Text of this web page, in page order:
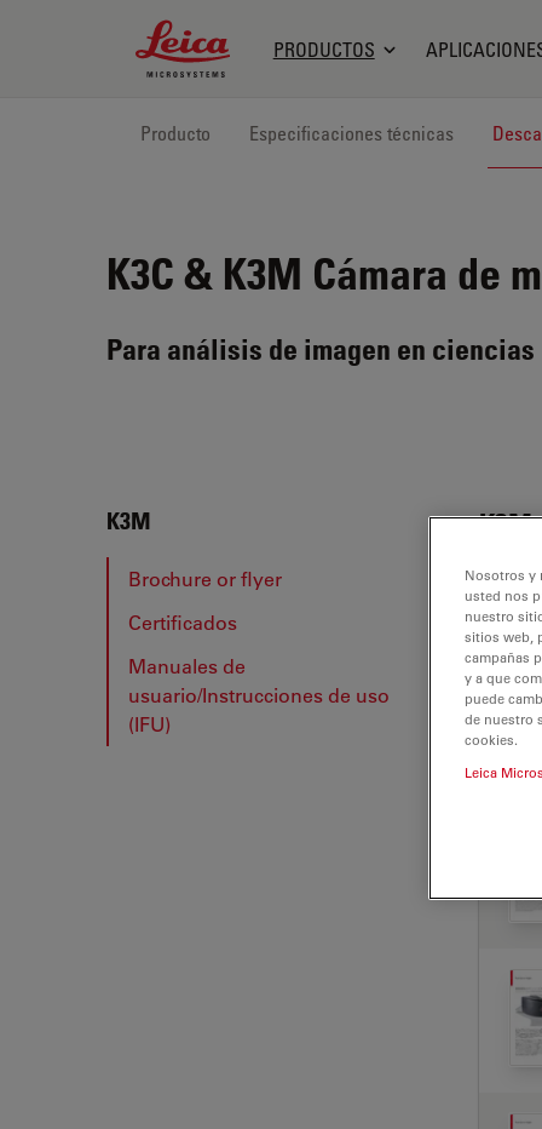
Leica Microsystems Logo
PRODUCTOS
Producto Especificaciones técnicas
K3C & K3M Cámara de
Para análisis de imagen en
K3M
Brochure or flyer
Certificados
Manuales de
usuario/Instrucciones de uso
(IFU)
K3M
Nosotros y
usted nos
nuestro
sitios web,
campañas
y a que
puede
de nuestro
cookies.
Leica